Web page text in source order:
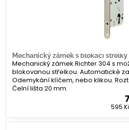
Mechanický zámek s blokací střelky
Mechanický zámek Richter 304 s
blokovanou střelkou. Automatické
Odemykání klíčem, nebo klikou.
Čelní lišta 20 mm.
595